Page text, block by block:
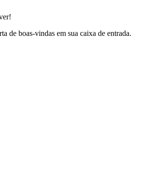
de boas-vindas em sua caixa de entrada.